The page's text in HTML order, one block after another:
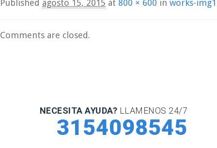
Published agosto 15, 2015 at 800 × 600 in works-img1
Comments are closed.
NECESITA AYUDA? LLAMENOS 24/7
3154098545